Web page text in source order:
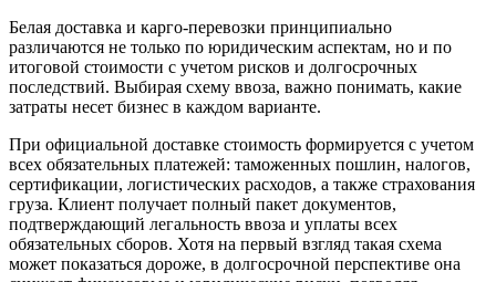
Белая доставка и карго-перевозки принципиально
различаются не только по юридическим аспектам, но и по
итоговой стоимости с учетом рисков и долгосрочных
последствий. Выбирая схему ввоза, важно понимать, какие
затраты несет бизнес в каждом варианте.
При официальной доставке стоимость формируется с учетом
всех обязательных платежей: таможенных пошлин, налогов,
сертификации, логистических расходов, а также страхования
груза. Клиент получает полный пакет документов,
подтверждающий легальность ввоза и уплаты всех
обязательных сборов. Хотя на первый взгляд такая схема
может показаться дороже, в долгосрочной перспективе она